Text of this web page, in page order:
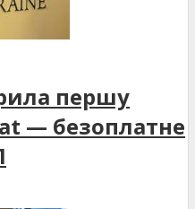
першу
— безоплатне